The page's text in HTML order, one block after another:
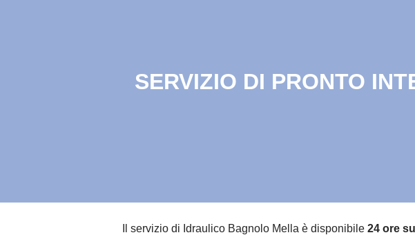
SERVIZIO DI PRONTO
Il servizio di Idraulico Bagnolo Mella è disponibile 24 ore